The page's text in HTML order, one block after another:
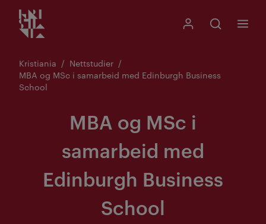
Gå
til
Kristiania logo
Mitt Kristiania
Åpne søk
Søk
Meny
Kristiania
Nettstudier
MBA og MSc i samarbeid med Edinburgh Business
School
MBA og MSc i
samarbeid med
Edinburgh Business
School